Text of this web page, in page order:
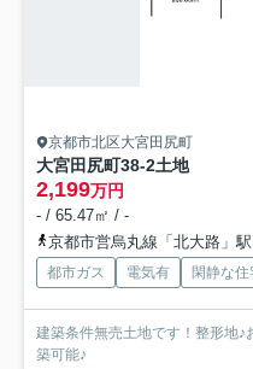
京都市北区大宮田尻町
大宮田尻町38-2土地
2,199万円
- / 65.47㎡ / -
京都市営烏丸線「北大路」
都市ガス 電気有 閑静な住
建築条件無売土地です！整形地
築可能♪